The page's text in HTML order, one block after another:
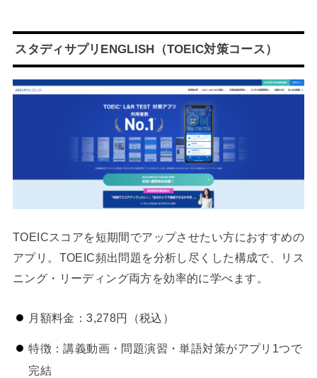
スタディサプリENGLISH（TOEIC対策コース）
TOEICスコアを短期間でアップさせたい方におすすめの
アプリ。TOEIC頻出問題を分析し尽くした構成で、リス
ニング・リーディング両方を効率的に学べます。
月額料金：3,278円（税込）
特徴：講義動画・問題演習・単語対策がアプリ1つで
完結